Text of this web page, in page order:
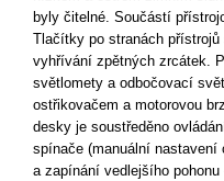
byly čitelné. Součástí
Tlačítky po stranách
vyhřívání zpětných zrcátek.
světlomety a odbočovací
ostřikovačem a motorovou
desky je soustředěno
spínače (manuální nastavení
a zapínání vedlejšího pohonu